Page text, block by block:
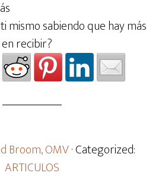
mismo sabiendo que hay más
recibir?
Broom, OMV· Categorized:
ARTICULOS